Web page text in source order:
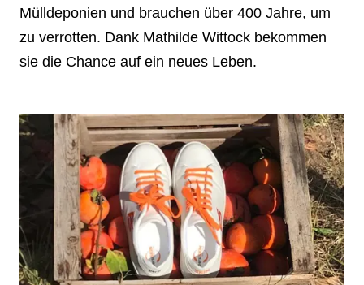
Mülldeponien und brauchen über 400 Jahre, um
zu verrotten. Dank Mathilde Wittock bekommen
sie die Chance auf ein neues Leben.